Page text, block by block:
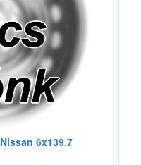
6x139.7